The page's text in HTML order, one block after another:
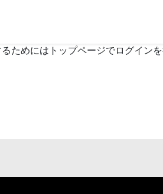
ためにはトップページでログインを